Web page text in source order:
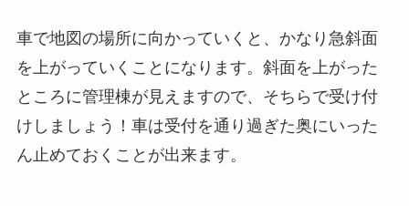
車で地図の場所に向かっていくと、かなり急斜面
を上がっていくことになります。斜面を上がった
ところに管理棟が見えますので、そちらで受け付
けしましょう！車は受付を通り過ぎた奥にいった
ん止めておくことが出来ます。